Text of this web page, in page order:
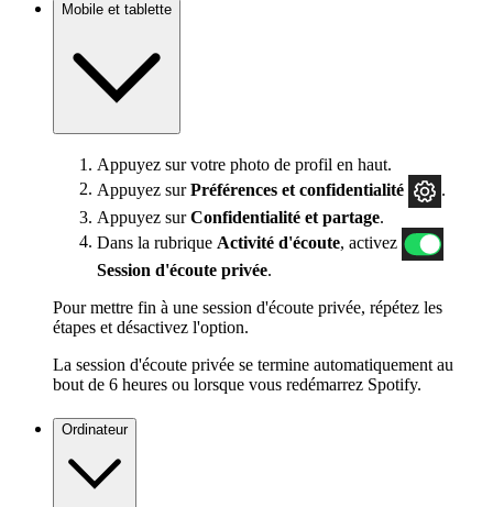
Mobile et tablette
Appuyez sur votre photo de profil en haut.
Appuyez surPréférences et confidentialité
.
Appuyez surConfidentialité et partage.
Dans la rubrique Activité d'écoute, activez
Session d'écoute privée.
Pour mettre fin à une session d'écoute privée, répétez les
étapes et désactivez l'option.
La session d'écoute privée se termine automatiquement au
bout de 6 heures ou lorsque vous redémarrez Spotify.
Ordinateur